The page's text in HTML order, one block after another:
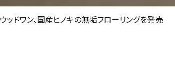
ウッドワン、国産ヒノキの無垢フローリングを発売